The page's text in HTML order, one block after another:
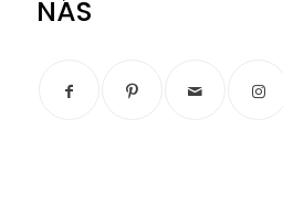
NÁS